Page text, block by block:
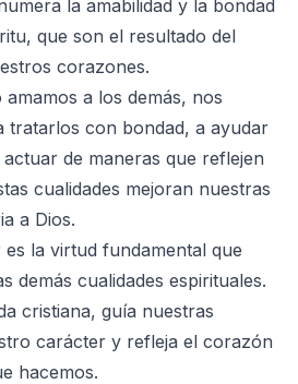
la amabilidad y la bondad
que son el resultado del
corazones.
amamos a los demás, nos
tratarlos con bondad, a ayudar
de maneras que reflejen
cualidades mejoran nuestras
a Dios.
la virtud fundamental que
demás cualidades espirituales.
cristiana, guía nuestras
carácter y refleja el corazón
hacemos.